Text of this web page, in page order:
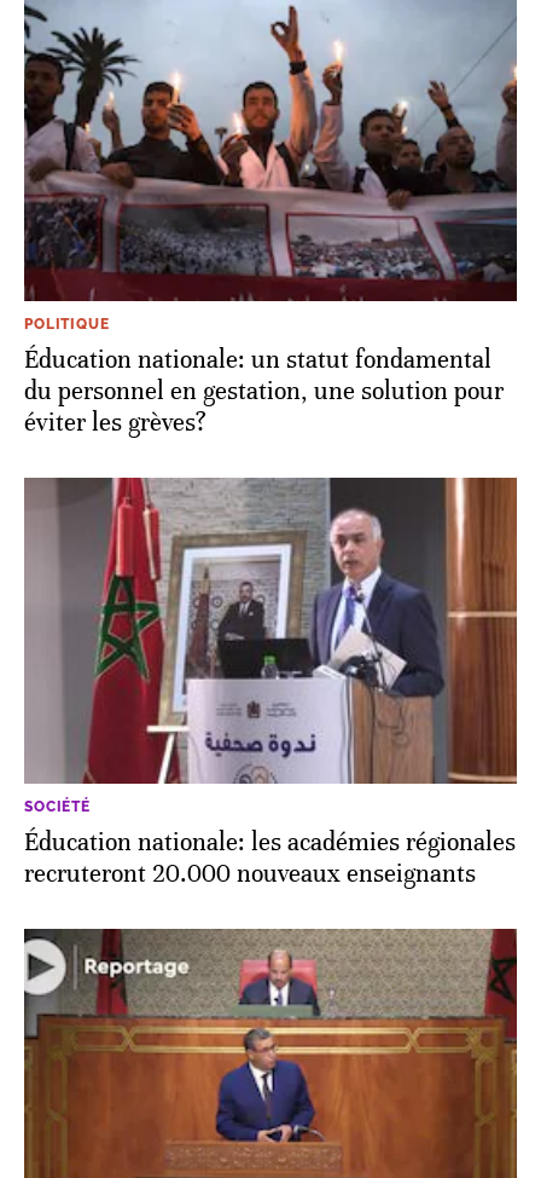
POLITIQUE
Éducation nationale: un statut fondamental
du personnel en gestation, une solution pour
éviter les grèves?
SOCIÉTÉ
Éducation nationale: les académies régionales
recruteront 20.000 nouveaux enseignants